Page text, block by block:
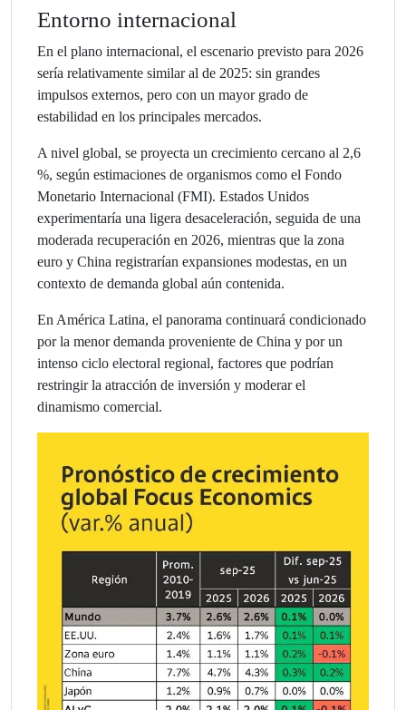
Entorno internacional
En el plano internacional, el escenario previsto para 2026
sería relativamente similar al de 2025: sin grandes
impulsos externos, pero con un mayor grado de
estabilidad en los principales mercados.
A nivel global, se proyecta un crecimiento cercano al 2,6
%, según estimaciones de organismos como el Fondo
Monetario Internacional (FMI). Estados Unidos
experimentaría una ligera desaceleración, seguida de una
moderada recuperación en 2026, mientras que la zona
euro y China registrarían expansiones modestas, en un
contexto de demanda global aún contenida.
En América Latina, el panorama continuará condicionado
por la menor demanda proveniente de China y por un
intenso ciclo electoral regional, factores que podrían
restringir la atracción de inversión y moderar el
dinamismo comercial.